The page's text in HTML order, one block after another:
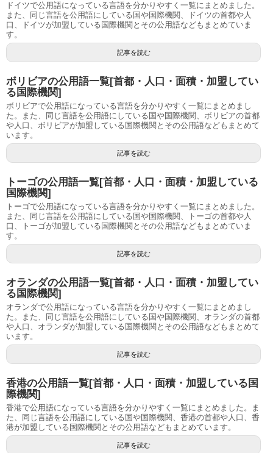
ドイツで公用語になっている言語を分かりやすく一覧にまとめました。
また、同じ言語を公用語にしている国や国際機関、ドイツの首都や人
口、ドイツが加盟している国際機関とその公用語などもまとめていま
す。
記事を読む
ボリビアの公用語一覧[首都・人口・面積・加盟してい
る国際機関]
ボリビアで公用語になっている言語を分かりやすく一覧にまとめまし
た。また、同じ言語を公用語にしている国や国際機関、ボリビアの首都
や人口、ボリビアが加盟している国際機関とその公用語などもまとめて
います。
記事を読む
トーゴの公用語一覧[首都・人口・面積・加盟している
国際機関]
トーゴで公用語になっている言語を分かりやすく一覧にまとめました。
また、同じ言語を公用語にしている国や国際機関、トーゴの首都や人
口、トーゴが加盟している国際機関とその公用語などもまとめていま
す。
記事を読む
オランダの公用語一覧[首都・人口・面積・加盟してい
る国際機関]
オランダで公用語になっている言語を分かりやすく一覧にまとめまし
た。また、同じ言語を公用語にしている国や国際機関、オランダの首都
や人口、オランダが加盟している国際機関とその公用語などもまとめて
います。
記事を読む
香港の公用語一覧[首都・人口・面積・加盟している国
際機関]
香港で公用語になっている言語を分かりやすく一覧にまとめました。ま
た、同じ言語を公用語にしている国や国際機関、香港の首都や人口、香
港が加盟している国際機関とその公用語などもまとめています。
記事を読む